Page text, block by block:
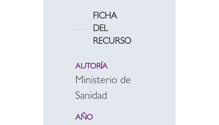
FICHA
DEL
RECURSO
AUTORÍA
Ministerio de
Sanidad
AÑO